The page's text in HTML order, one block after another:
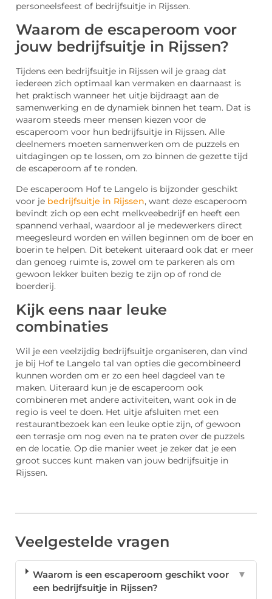
personeelsfeest of bedrijfsuitje in Rijssen.
Waarom de escaperoom voor
jouw bedrijfsuitje in Rijssen?
Tijdens een bedrijfsuitje in Rijssen wil je graag dat
iedereen zich optimaal kan vermaken en daarnaast is
het praktisch wanneer het uitje bijdraagt aan de
samenwerking en de dynamiek binnen het team. Dat is
waarom steeds meer mensen kiezen voor de
escaperoom voor hun bedrijfsuitje in Rijssen. Alle
deelnemers moeten samenwerken om de puzzels en
uitdagingen op te lossen, om zo binnen de gezette tijd
de escaperoom af te ronden.
De escaperoom Hof te Langelo is bijzonder geschikt
voor je bedrijfsuitje in Rijssen, want deze escaperoom
bevindt zich op een echt melkveebedrijf en heeft een
spannend verhaal, waardoor al je medewerkers direct
meegesleurd worden en willen beginnen om de boer en
boerin te helpen. Dit betekent uiteraard ook dat er meer
dan genoeg ruimte is, zowel om te parkeren als om
gewoon lekker buiten bezig te zijn op of rond de
boerderij.
Kijk eens naar leuke
combinaties
Wil je een veelzijdig bedrijfsuitje organiseren, dan vind
je bij Hof te Langelo tal van opties die gecombineerd
kunnen worden om er zo een heel dagdeel van te
maken. Uiteraard kun je de escaperoom ook
combineren met andere activiteiten, want ook in de
regio is veel te doen. Het uitje afsluiten met een
restaurantbezoek kan een leuke optie zijn, of gewoon
een terrasje om nog even na te praten over de puzzels
en de locatie. Op die manier weet je zeker dat je een
groot succes kunt maken van jouw bedrijfsuitje in
Rijssen.
Veelgestelde vragen
Waarom is een escaperoom geschikt voor
een bedrijfsuitje in Rijssen?
▼